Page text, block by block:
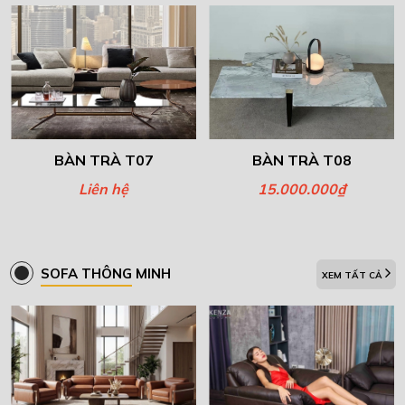
BÀN TRÀ T07
Liên hệ
BÀN TRÀ T08
15.000.000₫
SOFA THÔNG MINH XEM TẤT CẢ